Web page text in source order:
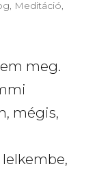
Meditáció
meg.
mégis,